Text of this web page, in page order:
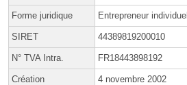
Forme juridique Entrepreneur individuel
SIRET 44389819200010
N° TVA Intra. FR18443898192
Création 4 novembre 2002